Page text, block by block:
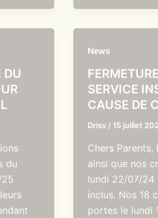
DU
du
News
SERVICE
CAUSE DE
Driss / 15 juillet
Chers
ainsi que nos
lundi 22/07/24
inclus. Nos 18
portes le lundi